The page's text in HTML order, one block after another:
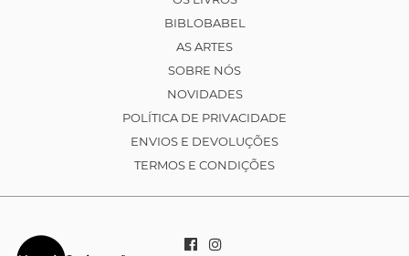
BIBLOBABEL
AS ARTES
SOBRE NÓS
NOVIDADES
POLÍTICA DE PRIVACIDADE
ENVIOS E DEVOLUÇÕES
TERMOS E CONDIÇÕES